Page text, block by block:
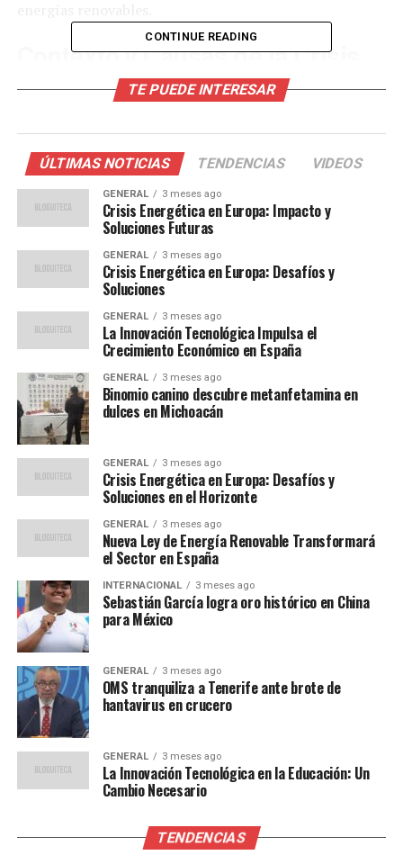
Contexto y Causas de la Crisis
La crisis actual tiene sus raíces en varios factores. La
preocupación durante años, pero las tensiones
geopolíticas recientes han exacerbado el problema.
Además, la transición hacia fuentes de energía más
limpias ha sido más lenta de lo esperado, dejando al
continente vulnerable a las fluctuaciones del mercado
de combustibles fósiles.
Según datos de Eurostat, aproximadamente el 40% del
gas importado en la Unión Europea proviene de Rusia.
Esta dependencia ha sido un tema de debate durante
décadas, pero las recientes sanciones y conflictos han
puesto de manifiesto la necesidad urgente de
diversificación.
Opiniones de Expertos
Expertos en energía han señalado que la crisis podría
haber sido evitada con una planificación a largo plazo
más efectiva. El Dr. Hans Müller, analista de energía en
el Instituto de Estudios Europeos, comentó:
“La falta de inversión en
infraestructuras de
energías renovables y la
dependencia continua de
combustibles fósiles nos
han dejado en una posición
precaria. Es crucial que
Europa acelere su
transición energética.”
CONTINUE READING
TE PUEDE INTERESAR
ÚLTIMAS NOTICIAS TENDENCIAS VIDEOS
GENERAL 3 meses ago
Crisis Energética en Europa: Impacto y
Soluciones Futuras
GENERAL 3 meses ago
Crisis Energética en Europa: Desafíos y
Soluciones
GENERAL 3 meses ago
La Innovación Tecnológica Impulsa el
Crecimiento Económico en España
GENERAL 3 meses ago
Binomio canino descubre metanfetamina en
dulces en Michoacán
GENERAL 3 meses ago
Crisis Energética en Europa: Desafíos y
Soluciones en el Horizonte
GENERAL 3 meses ago
Nueva Ley de Energía Renovable Transformará
el Sector en España
INTERNACIONAL 3 meses ago
Sebastián García logra oro histórico en China
para México
GENERAL 3 meses ago
OMS tranquiliza a Tenerife ante brote de
hantavirus en crucero
GENERAL 3 meses ago
La Innovación Tecnológica en la Educación: Un
Cambio Necesario
TENDENCIAS